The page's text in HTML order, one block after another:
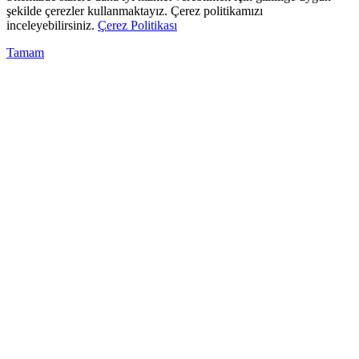
şekilde çerezler kullanmaktayız. Çerez politikamızı
inceleyebilirsiniz. Çerez Politikası
Tamam